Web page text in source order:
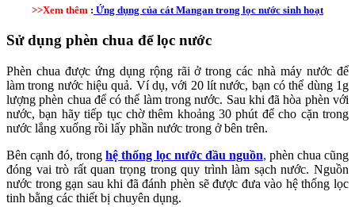
>>Xem thêm : Ứng dụng của cát Mangan trong lọc nước sinh hoạt
Sử dụng phèn chua để lọc nước
Phèn chua được ứng dụng rộng rãi ở trong các nhà máy nước để
làm trong nước hiệu quả. Ví dụ, với 20 lít nước, bạn có thể dùng 1g
lượng phèn chua để có thể làm trong nước. Sau khi đã hòa phèn với
nước, bạn hãy tiếp tục chờ thêm khoảng 30 phút để cho cặn trong
nước lắng xuống rồi lấy phần nước trong ở bên trên.
Bên cạnh đó, tronghệ thống lọc nước đầu nguồn, phèn chua cũng
đóng vai trò rất quan trọng trong quy trình làm sạch nước. Nguồn
nước trong gạn sau khi đã đánh phèn sẽ được đưa vào hệ thống lọc
tinh bằng các thiết bị chuyên dụng.